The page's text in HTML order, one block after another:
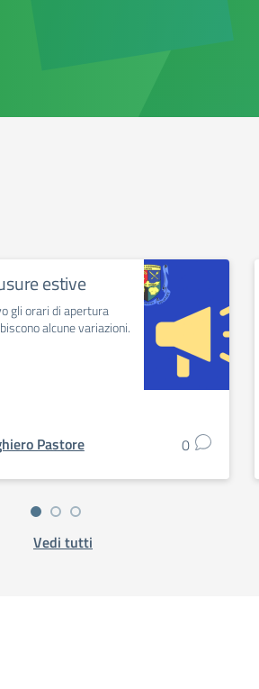
estive
gli orari di apertura
alcune variazioni.
Pastore 0
Vedi tutti